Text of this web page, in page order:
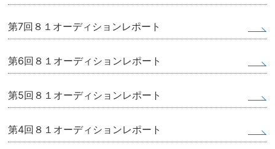
第7回８１オーディションレポート
第6回８１オーディションレポート
第5回８１オーディションレポート
第4回８１オーディションレポート